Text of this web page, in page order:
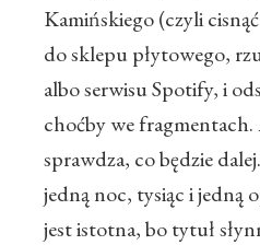
Kamińskiego (czyli
do sklepu płytowego,
albo serwisu Spotify, i
choćby we fragmentach.
sprawdza, co będzie
jedną noc, tysiąc i jedną
jest istotna, bo tytuł